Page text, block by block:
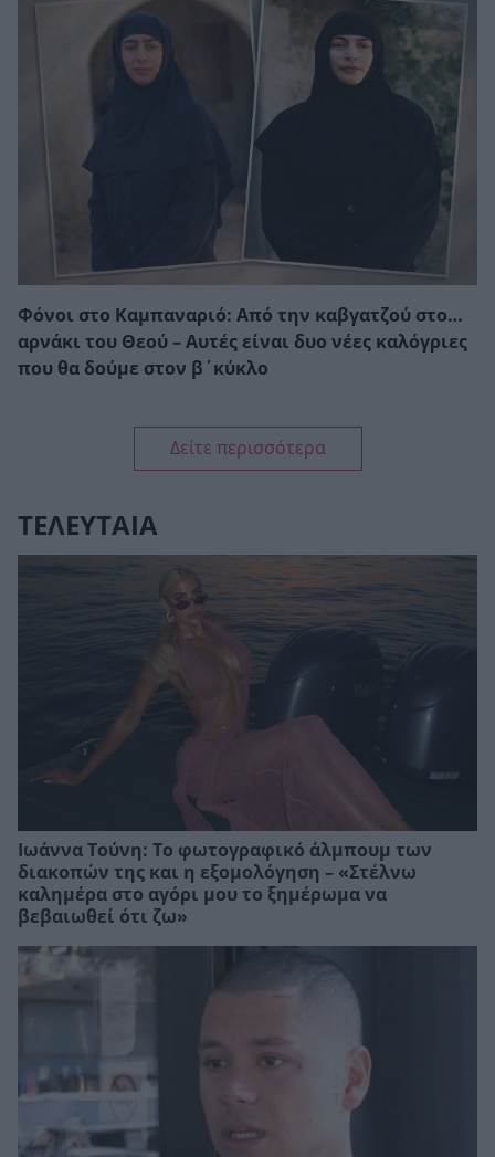
Φόνοι στο Καμπαναριό: Από την καβγατζού στο…
αρνάκι του Θεού – Αυτές είναι δυο νέες καλόγριες
που θα δούμε στον β΄κύκλο
Δείτε περισσότερα
ΤΕΛΕΥΤΑΙΑ
Ιωάννα Τούνη: Το φωτογραφικό άλμπουμ των
διακοπών της και η εξομολόγηση – «Στέλνω
καλημέρα στο αγόρι μου το ξημέρωμα να
βεβαιωθεί ότι ζω»